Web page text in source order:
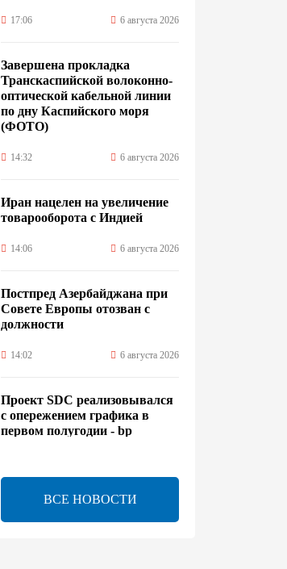
17:06 6 августа 2026
Завершена прокладка
Транскаспийской волоконно-
оптической кабельной линии
по дну Каспийского моря
(ФОТО)
14:32 6 августа 2026
Иран нацелен на увеличение
товарооборота с Индией
14:06 6 августа 2026
Постпред Азербайджана при
Совете Европы отозван с
должности
14:02 6 августа 2026
Проект SDC реализовывался
с опережением графика в
первом полугодии - bp
Расширены полномочия
холдинга AZCON - Указ
ВСЕ НОВОСТИ